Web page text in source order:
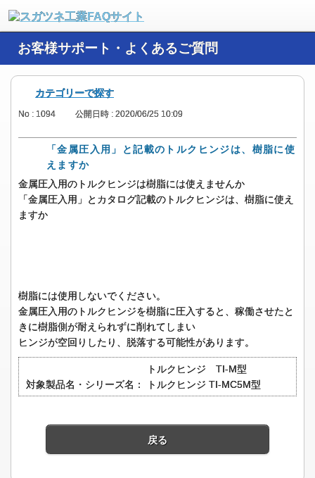
お客様サポート・よくあるご質問
カテゴリーで探す
No : 1094 公開日時 : 2020/06/25 10:09
「金属圧入用」と記載のトルクヒンジは、樹脂に使
えますか
金属圧入用のトルクヒンジは樹脂には使えませんか
「金属圧入用」とカタログ記載のトルクヒンジは、樹脂に使え
ますか
樹脂には使用しないでください。
金属圧入用のトルクヒンジを樹脂に圧入すると、稼働させたと
きに樹脂側が耐えられずに削れてしまい
ヒンジが空回りしたり、脱落する可能性があります。
対象製品名・シリーズ名：
トルクヒンジ TI-M型
トルクヒンジ TI-MC5M型
戻る